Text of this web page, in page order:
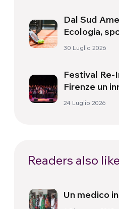
Dal Sud
Ecologia,
30 Luglio 2026
Festival Re-
Firenze un
24 Luglio 2026
Readers also like
Un medico